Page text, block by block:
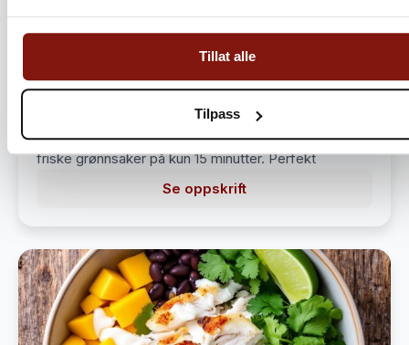
Tillat alle
Tilpass
Hawaiisk pokebowl med laks
Lag en smakfull pokebowl med premium laks og
friske grønnsaker på kun 15 minutter. Perfekt
Se oppskrift